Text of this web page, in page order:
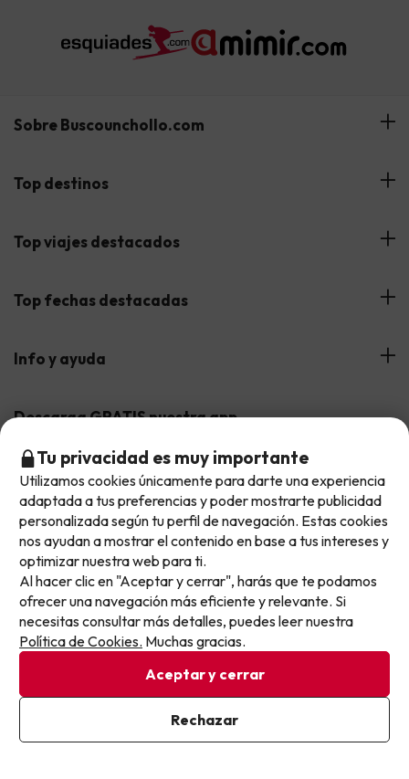
No llegas tarde: llegas al siguiente.
Este chollo ya ha caducado, pero cada día lanzamos
nuevas oportunidades para viajar mejor y pagar
menos.
Apúntate y que el próximo no se te escape.
Pon tu mejor e-mail
Ya estoy suscrito
Al suscribirte, confirmas haber leído y estar de acuerdo con la
Sobre Buscounchollo.com
¿Quiénes somos?
Buscounchollo en los medios
Proveedores
Top destinos
Hoteles Andalucía
Hoteles Cataluña
Hoteles Galicia
Hoteles en Islas
Hoteles Salou
Top viajes destacados
Viajes con Niños
Viajes de Novios
Chollos en la playa
Chollos con Vuelo Incluido
Hoteles con toboganes
Selección de la Newsletter
Los favoritos de nuestros clientes
Top fechas destacadas
Verano
Vacaciones en Septiembre
Vacaciones en Octubre
Vacaciones en Noviembre
Info y ayuda
Contáctanos
Preguntas frecuentes
Descarga GRATIS nuestra app
Métodos de pago disponibles
Condiciones generales
Tu privacidad es muy importante
Utilizamos cookies únicamente para darte una experiencia
adaptada a tus preferencias y poder mostrarte publicidad
personalizada según tu perfil de navegación. Estas cookies
nos ayudan a mostrar el contenido en base a tus intereses y
optimizar nuestra web para ti.
Al hacer clic en "Aceptar y cerrar", harás que te podamos
ofrecer una navegación más eficiente y relevante. Si
necesitas consultar más detalles, puedes leer nuestra
Política de Cookies. Muchas gracias.
Aceptar y cerrar
Rechazar